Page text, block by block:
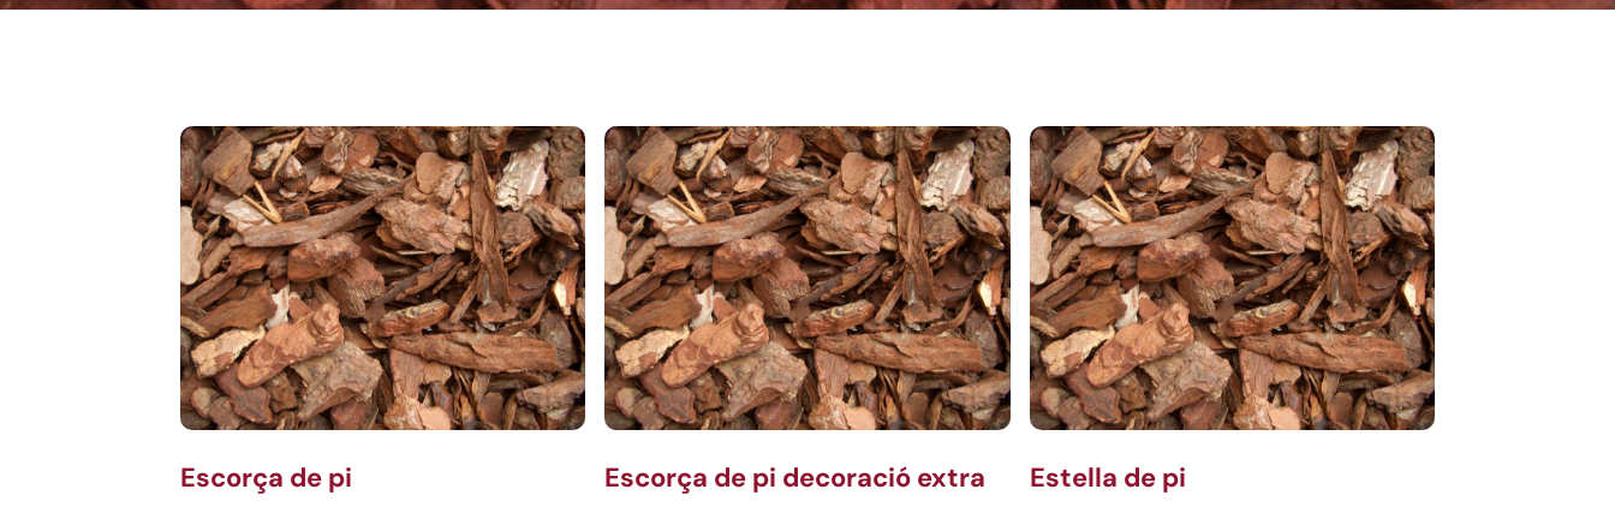
Escorça de pi Escorça de pi decoració extra Estella de pi